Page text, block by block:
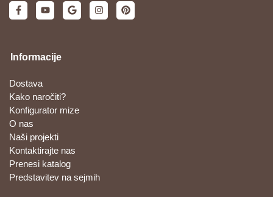
Informacije
Dostava
Kako naročiti?
Konfigurator mize
O nas
Naši projekti
Kontaktirajte nas
Prenesi katalog
Predstavitev na sejmih